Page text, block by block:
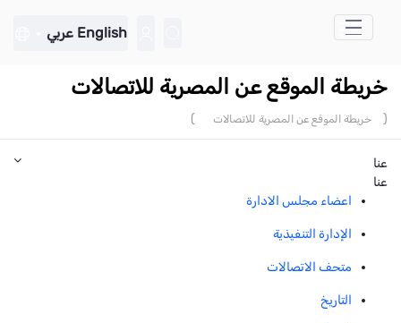
تخطي إلى المحتوى الرئيسي
English عربي
خريطة الموقع عن المصرية للاتصالات
( خريطة الموقع عن المصرية للاتصالات )
عنا
عنا
اعضاء مجلس الادارة
الإدارة التنفيذية
متحف الاتصالات
التاريخ